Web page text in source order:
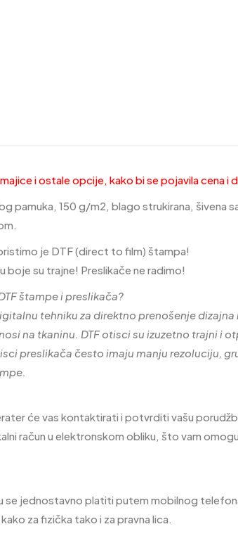
i ostale opcije, kako bi se pojavila cena i
pamuka, 150 g/m2, blago strukirana, šivena
je DTF (direct to film) štampa!
boje su trajne! Preslikače ne radimo!
štampe i preslikača?
tehniku za direktno prenošenje
na tkaninu. DTF otisci su izuzetno trajni i
preslikača često imaju manju rezoluciju,
će vas kontaktirati i potvrditi vašu
račun u elektronskom obliku, što vam
se jednostavno platiti putem mobilnog
za fizička tako i za pravna lica.